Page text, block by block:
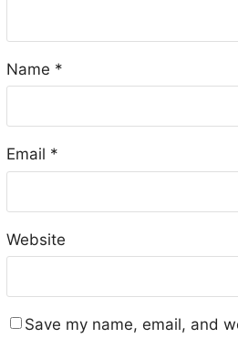
Name *
Email *
Website
Save my name, email, and